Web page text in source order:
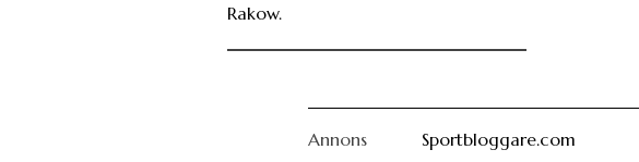
Rakow.
Annons Sportbloggare.com